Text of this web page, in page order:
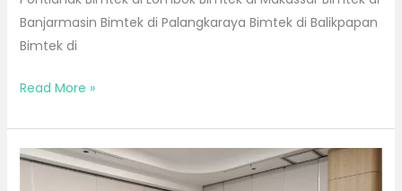
Banjarmasin Bimtek di Palangkaraya Bimtek di Balikpapan
Bimtek di
Read More »
Bimtek